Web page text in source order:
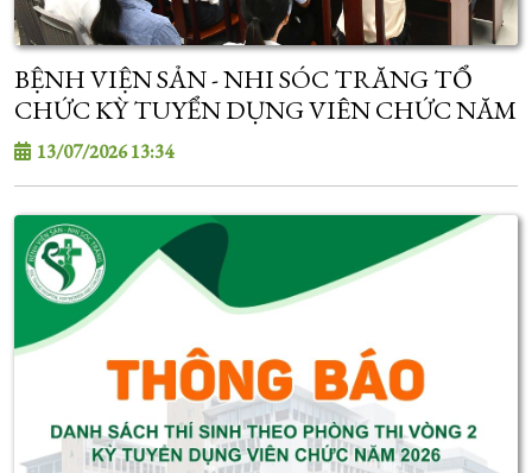
BỆNH VIỆN SẢN - NHI SÓC TRĂNG TỔ
CHỨC KỲ TUYỂN DỤNG VIÊN CHỨC NĂM
202613/07/2026 13:34